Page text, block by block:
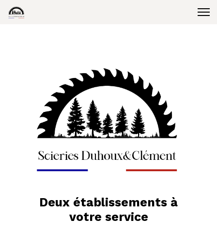
Deux établissements à
votre service